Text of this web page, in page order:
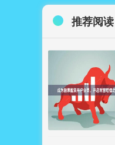
推荐阅读